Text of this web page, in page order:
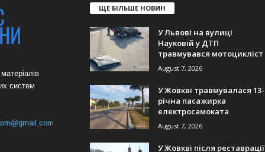
систем
ЩЕ БІЛЬШЕ НОВИН
У Львові на вулиці
Науковій у ДТП
травмувався мотоцикліст
August 7, 2026
У Жовкві травмувалася 13-
річна пасажирка
електросамоката
August 7, 2026
У Жовкві після реставрації